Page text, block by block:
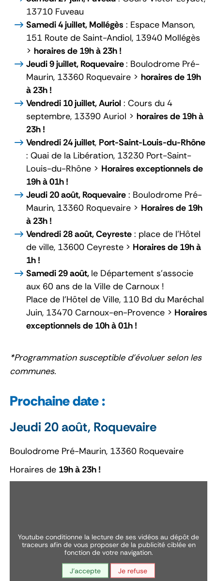
13710 Fuveau
Samedi 4 juillet, Mollégès : Espace Manson,
151 Route de Saint-Andiol, 13940 Mollégès
> horaires de 19h à 23h !
Jeudi 9 juillet, Roquevaire: Boulodrome Pré-
Maurin, 13360 Roquevaire > horaires de 19h
à 23h !
Vendredi 10 juillet, Auriol : Cours du 4
septembre, 13390 Auriol > horaires de 19h à
23h !
Vendredi 24 juillet, Port-Saint-Louis-du-Rhône
: Quai de la Libération, 13230 Port-Saint-
Louis-du-Rhône > Horaires exceptionnels de
19h à 01h !
Jeudi 20 août, Roquevaire : Boulodrome Pré-
Maurin, 13360 Roquevaire > Horaires de 19h
à 23h !
Vendredi 28 août, Ceyreste : place de l'Hôtel
de ville, 13600 Ceyreste > Horaires de 19h à
1h !
Samedi 29 août, le Département s’associe
aux 60 ans de la Ville de Carnoux !
Place de l’Hôtel de Ville, 110 Bd du Maréchal
Juin, 13470 Carnoux-en-Provence > Horaires
exceptionnels de 10h à 01h !
*Programmation susceptible d’évoluer selon les
communes.
Prochaine date :
Jeudi 20 août, Roquevaire
Boulodrome Pré-Maurin, 13360 Roquevaire
Horaires de 19h à 23h !
youtube conditionne la lecture de ses vidéos au dépôt de
traceurs afin de vous proposer de la publicité ciblée en
fonction de votre navigation.
J'accepte Je refuse